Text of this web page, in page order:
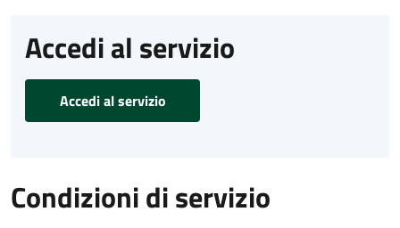
Accedi al servizio
Accedi al servizio
Condizioni di servizio